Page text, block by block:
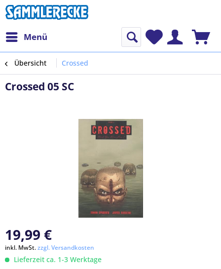
Menü
Übersicht Crossed
Crossed 05 SC
19,99 €
inkl. MwSt.zzgl. Versandkosten
Lieferzeit ca. 1-3 Werktage